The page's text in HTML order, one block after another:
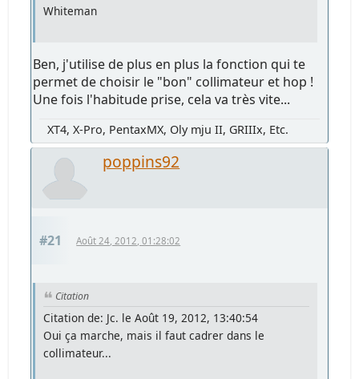
Whiteman
Ben, j'utilise de plus en plus la fonction qui te
permet de choisir le "bon" collimateur et hop !
Une fois l'habitude prise, cela va très vite...
XT4, X-Pro, PentaxMX, Oly mju II, GRIIIx, Etc.
poppins92
#21 Août 24, 2012, 01:28:02
Citation
Citation de: Jc. le Août 19, 2012, 13:40:54
Oui ça marche, mais il faut cadrer dans le
collimateur...